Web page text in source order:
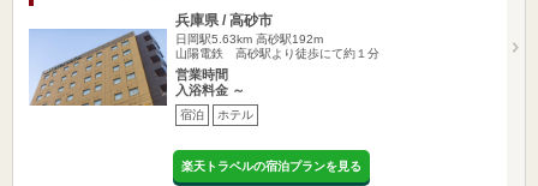
兵庫県 / 高砂市
日岡駅5.63km 高砂駅192m
山陽電鉄 高砂駅より徒歩にて約１分
営業時間
入浴料金 ～
宿泊 ホテル
楽天トラベルの宿泊プランを見る